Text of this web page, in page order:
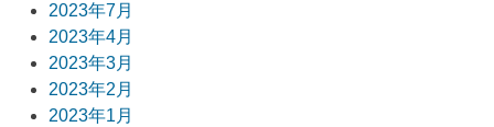
2023年7月
2023年4月
2023年3月
2023年2月
2023年1月